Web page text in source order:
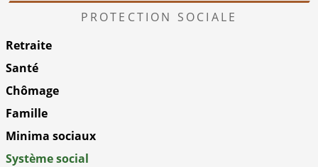
PROTECTION SOCIALE
Retraite
Santé
Chômage
Famille
Minima sociaux
Système social